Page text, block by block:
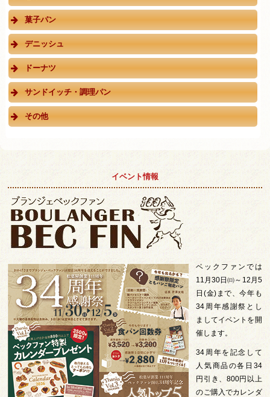
菓子パン
デニッシュ
ドーナツ
サンドイッチ・調理パン
その他
イベント情報
ベックファンでは
11月30日㈰～12月5
日(金)まで、今年も
34周年感謝祭とし
ましてイベントを開
催します。
34周年を記念して
人気商品の各日34
円引き、800円以上
のご購入でカレンダ